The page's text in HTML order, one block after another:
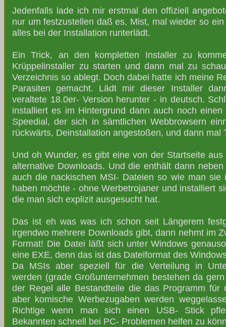
Jedenfalls lade ich mir erstmal den offiziell
nur um festzustellen daß es, Mist, mal wieder so
alles bei der Installation runterlädt.
Ein Trick, an den kompletten Installer zu
Krüppelinstaller zu starten und dann mal zu
Verzeichnis so ablegt. Doch dabei hatte ich meine
Parasiten gemacht. Lädt mir dieser Installer
veraltete 18.0er- Version herunter - in deutsch.
installiert es im Hintergrund dann auch noch einen
Speedial, der sich in sämtlichen Webbrowsern
rückwärts, Deinstallation angestoßen, und dann mal
Und oh Wunder, es gibt eine von der Startseite
alternative Downloads. Und die enthält dann
auch die nackischen MSI- Dateien so wie man sie
haben möchte - ohne Werbetrojaner und installiert
die man sich explizit ausgesucht hat.
Das ist eh was was ich schon seit Längerem
irgendwo mehrere Downloads gibt, dann nehmt im
Format! Die Datei läßt sich unter Windows
eine EXE, denn das ist das Dateiformat des
Da MSIs aber speziell für die Verteilung in
werden (grade Großunternehmen bestehen da
der Regel alle Bestandteile die das Programm für
aber komische Werbezugaben werden
Richtige wenn man sich einen USB- Stick
Bekannten schnell bei PC- Problemen helfen zu